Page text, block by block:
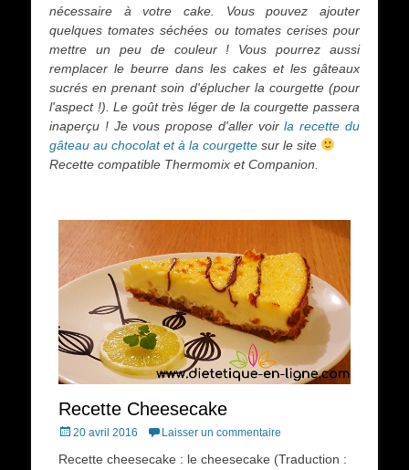
nécessaire à votre cake. Vous pouvez ajouter
quelques tomates séchées ou tomates cerises pour
mettre un peu de couleur ! Vous pourrez aussi
remplacer le beurre dans les cakes et les gâteaux
sucrés en prenant soin d'éplucher la courgette (pour
l'aspect !). Le goût très léger de la courgette passera
inaperçu ! Je vous propose d'aller voirla recette du
gâteau au chocolat et à la courgette sur le site
Recette compatible Thermomix et Companion.
Recette Cheesecake
Posted
20 avril 2016 Laisser un commentaire
Recette cheesecake : le cheesecake (Traduction :